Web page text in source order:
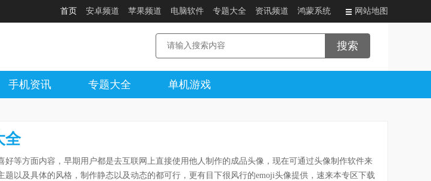
首页 安卓频道 苹果频道 电脑软件 专题大全 资讯频道 鸿蒙系统 网站地图
手机资讯 专题大全 单机游戏
全
好等方面内容，早期用户都是去互联网上直接使用他人制作的成品头像，现在可通过头像制作软件来
题以及具体的风格，制作静态以及动态的都可行，更有目下很风行的emoji头像提供，速来本专区下载